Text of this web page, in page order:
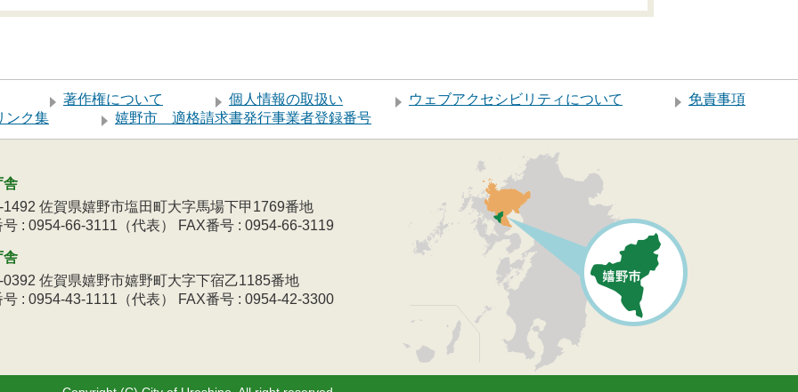
著作権について 個人情報の取扱い ウェブアクセシビリティについて
免責事項
ンク集
嬉野市 適格請求書発行事業者登録番号
舎
1492 佐賀県嬉野市塩田町大字馬場下甲1769番地
号 : 0954-66-3111（代表） FAX番号 : 0954-66-3119
舎
0392 佐賀県嬉野市嬉野町大字下宿乙1185番地
号 : 0954-43-1111（代表） FAX番号 : 0954-42-3300